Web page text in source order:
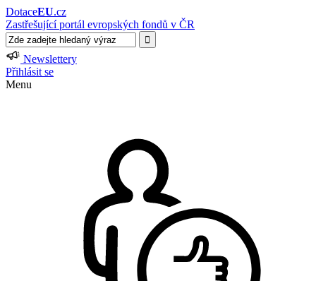
DotaceEU.cz
Zastřešující portál evropských fondů v ČR
Newslettery
Přihlásit se
Menu